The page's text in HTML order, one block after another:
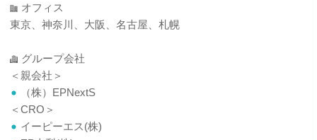
オフィス
東京、神奈川、大阪、名古屋、札幌
グループ会社
＜親会社＞
（株）EPNextS
＜CRO＞
イーピーエス(株)